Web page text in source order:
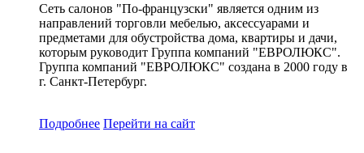
Сеть салонов "По-французски" является одним из
направлений торговли мебелью, аксессуарами и
предметами для обустройства дома, квартиры и дачи,
которым руководит Группа компаний "ЕВРОЛЮКС".
Группа компаний "ЕВРОЛЮКС" создана в 2000 году в
г. Санкт-Петербург.
Подробнее Перейти на сайт